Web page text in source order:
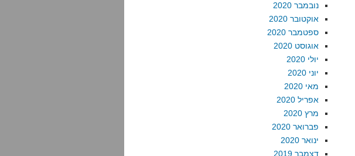
נובמבר 2020
אוקטובר 2020
ספטמבר 2020
אוגוסט 2020
יולי 2020
יוני 2020
מאי 2020
אפריל 2020
מרץ 2020
פברואר 2020
ינואר 2020
דצמבר 2019